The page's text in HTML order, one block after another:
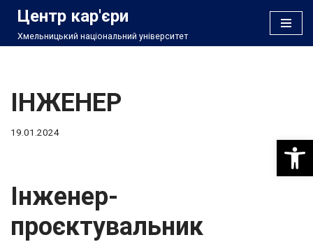
Перейти
Центр кар'єри
Хмельницький національний університет
ІНЖЕНЕР
19.01.2024
Інженер-
проєктувальник